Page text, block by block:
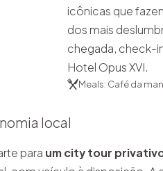
icônicas que
dos mais
chegada, check-
Hotel Opus XVI.
Meals: Café da
local
para um city tour